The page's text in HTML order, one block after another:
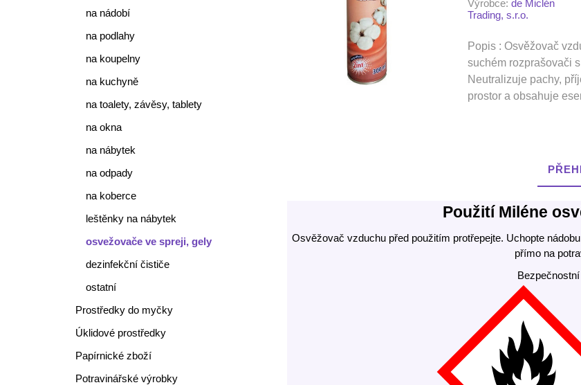
Výrobce: de Miclén
Trading, s.r.o.
Popis : Osvěžovač
suchém rozprašovači
Neutralizuje pachy,
prostor a obsahuje
Použití Miléne
Osvěžovač vzduchu před použitím protřepejte. Uchopte
přímo na
na nádobí
na podlahy
na koupelny
na kuchyně
na toalety, závěsy, tablety
na okna
na nábytek
na odpady
na koberce
leštěnky na nábytek
osvežovače ve spreji, gely
dezinfekční čističe
ostatní
Prostředky do myčky
Úklidové prostředky
Papírnické zboží
Potravinářské výrobky